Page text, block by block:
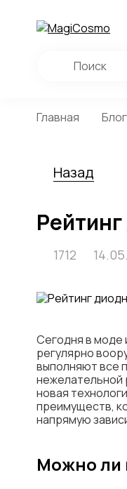
Главная Блог
Назад
1712
Сегодня в моде
регулярно
выполняют все
нежелательной
новая
преимуществ,
напрямую
Можно ли